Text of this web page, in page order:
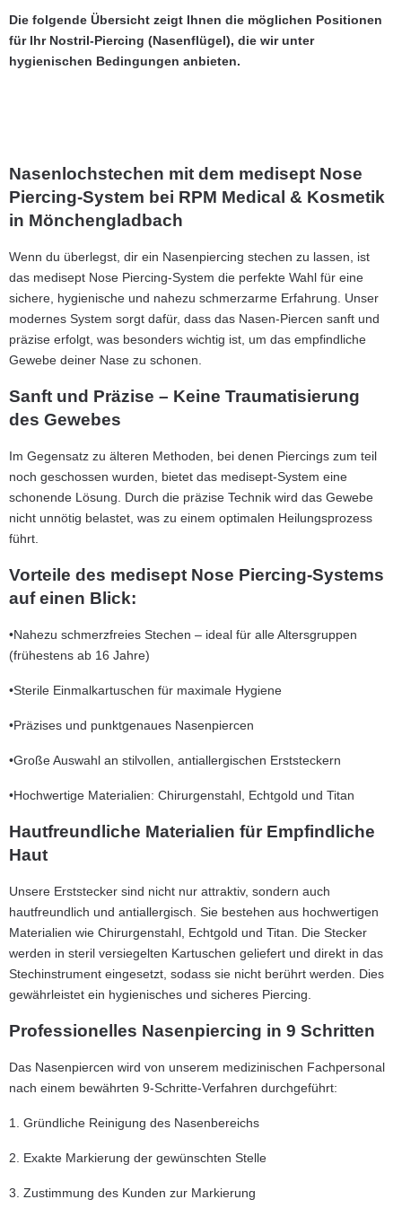
Die folgende Übersicht zeigt Ihnen die möglichen Positionen
für Ihr Nostril-Piercing (Nasenflügel), die wir unter
hygienischen Bedingungen anbieten.
Nasenlochstechen mit dem medisept Nose
Piercing-System bei RPM Medical & Kosmetik
in Mönchengladbach
Wenn du überlegst, dir ein Nasenpiercing stechen zu lassen, ist
das medisept Nose Piercing-System die perfekte Wahl für eine
sichere, hygienische und nahezu schmerzarme Erfahrung. Unser
modernes System sorgt dafür, dass das Nasen-Piercen sanft und
präzise erfolgt, was besonders wichtig ist, um das empfindliche
Gewebe deiner Nase zu schonen.
Sanft und Präzise – Keine Traumatisierung
des Gewebes
Im Gegensatz zu älteren Methoden, bei denen Piercings zum teil
noch geschossen wurden, bietet das medisept-System eine
schonende Lösung. Durch die präzise Technik wird das Gewebe
nicht unnötig belastet, was zu einem optimalen Heilungsprozess
führt.
Vorteile des medisept Nose Piercing-Systems
auf einen Blick:
•Nahezu schmerzfreies Stechen – ideal für alle Altersgruppen
(frühestens ab 16 Jahre)
•Sterile Einmalkartuschen für maximale Hygiene
•Präzises und punktgenaues Nasenpiercen
•Große Auswahl an stilvollen, antiallergischen Erststeckern
•Hochwertige Materialien: Chirurgenstahl, Echtgold und Titan
Hautfreundliche Materialien für Empfindliche
Haut
Unsere Erststecker sind nicht nur attraktiv, sondern auch
hautfreundlich und antiallergisch. Sie bestehen aus hochwertigen
Materialien wie Chirurgenstahl, Echtgold und Titan. Die Stecker
werden in steril versiegelten Kartuschen geliefert und direkt in das
Stechinstrument eingesetzt, sodass sie nicht berührt werden. Dies
gewährleistet ein hygienisches und sicheres Piercing.
Professionelles Nasenpiercing in 9 Schritten
Das Nasenpiercen wird von unserem medizinischen Fachpersonal
nach einem bewährten 9-Schritte-Verfahren durchgeführt:
1. Gründliche Reinigung des Nasenbereichs
2. Exakte Markierung der gewünschten Stelle
3. Zustimmung des Kunden zur Markierung